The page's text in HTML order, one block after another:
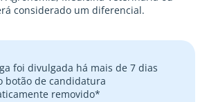
considerado um diferencial.
foi divulgada há mais de 7 dias
botão de candidatura
removido*